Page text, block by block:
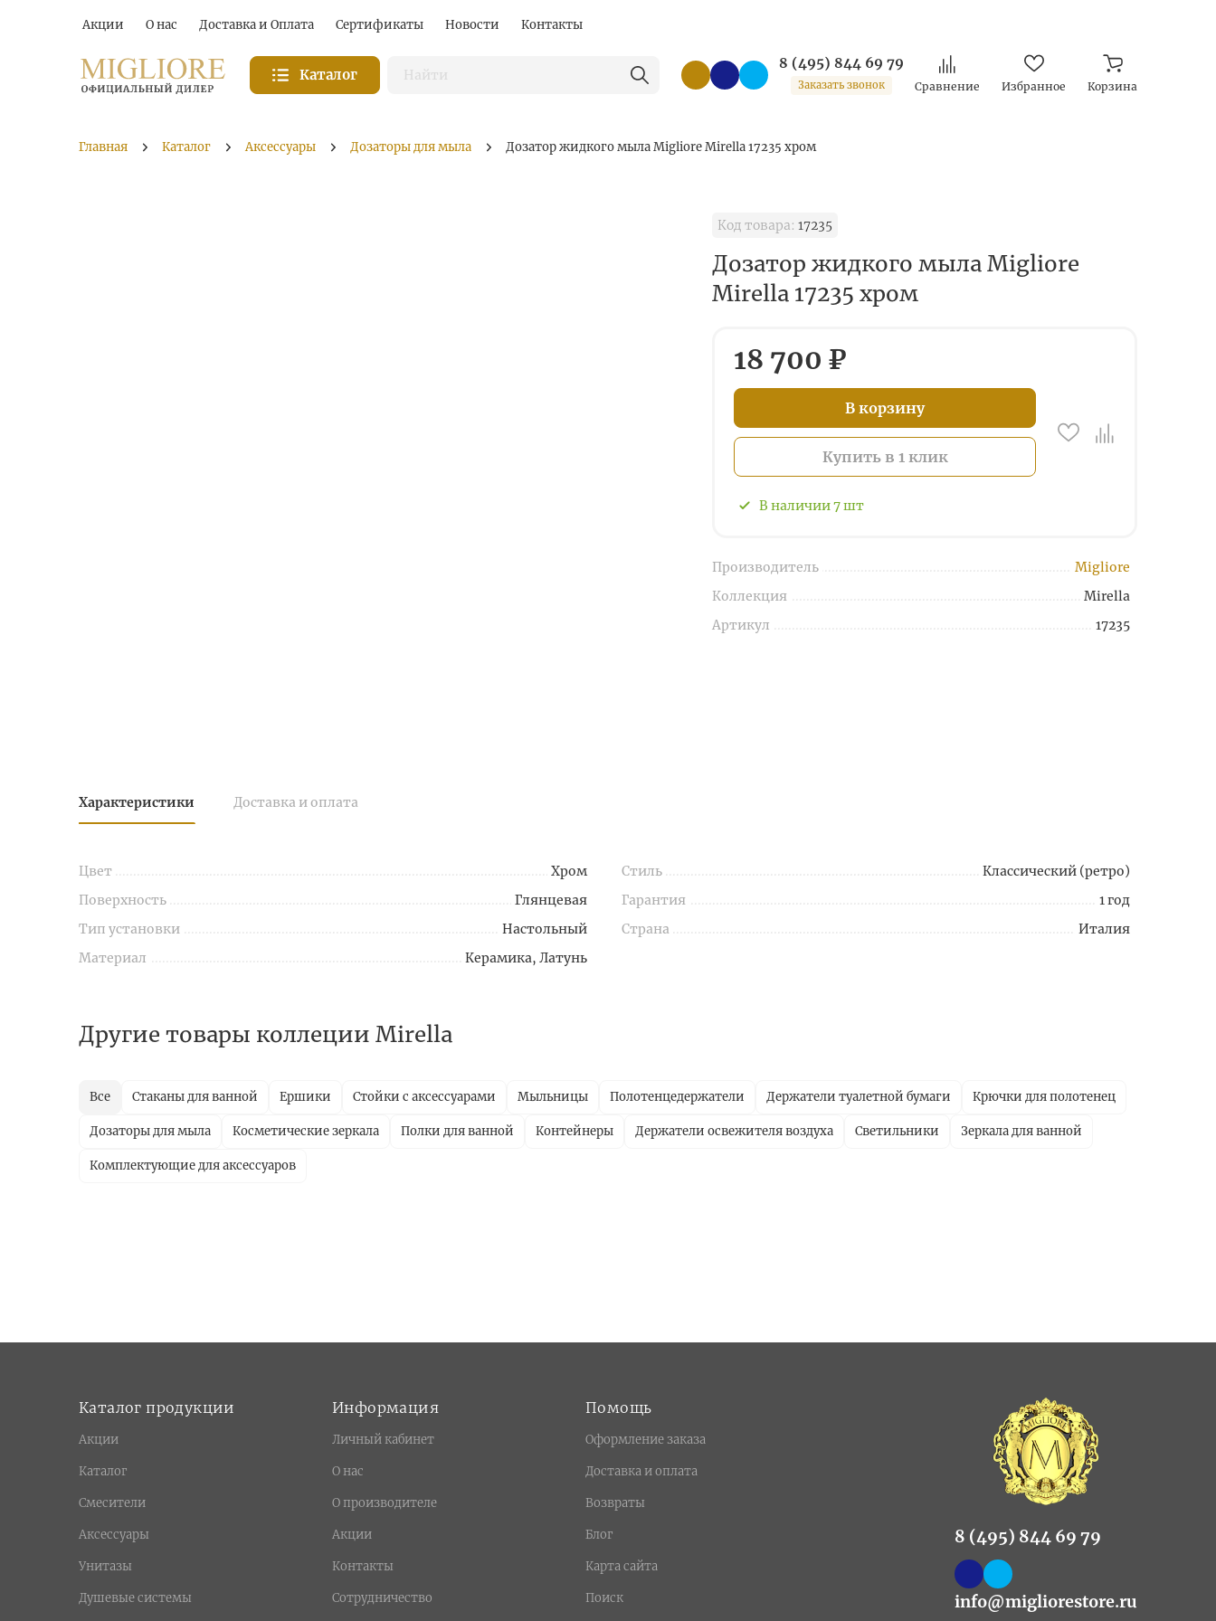
Акции О нас Доставка и Оплата Сертификаты Новости Контакты
Каталог
8 (495) 844 69 79
Заказать звонок Сравнение Избранное Корзина
Главная Каталог Аксессуары Дозаторы для мыла Дозатор жидкого мыла Migliore Mirella 17235 хром
Код товара: 17235
Дозатор жидкого мыла Migliore
Mirella 17235 хром
18 700 ₽
В корзину
Купить в 1 клик
В наличии7шт
Производитель
Migliore
Коллекция
Mirella
Артикул
17235
Характеристики Доставка и оплата
Цвет
Хром
Поверхность
Глянцевая
Тип установки
Настольный
Материал
Керамика, Латунь
Стиль
Классический (ретро)
Гарантия
1 год
Страна
Италия
Другие товары коллеции Mirella
Все Стаканы для ванной Ершики Стойки с аксессуарами Мыльницы Полотенцедержатели Держатели туалетной бумаги Крючки для полотенец
Дозаторы для мыла Косметические зеркала Полки для ванной Контейнеры Держатели освежителя воздуха Светильники Зеркала для ванной
Комплектующие для аксессуаров
Каталог продукции
Акции
Каталог
Смесители
Аксессуары
Унитазы
Душевые системы
Информация
Личный кабинет
О нас
О производителе
Акции
Контакты
Сотрудничество
Помощь
Оформление заказа
Доставка и оплата
Возвраты
Блог
Карта сайта
Поиск
8 (495) 844 69 79
info@migliorestore.ru